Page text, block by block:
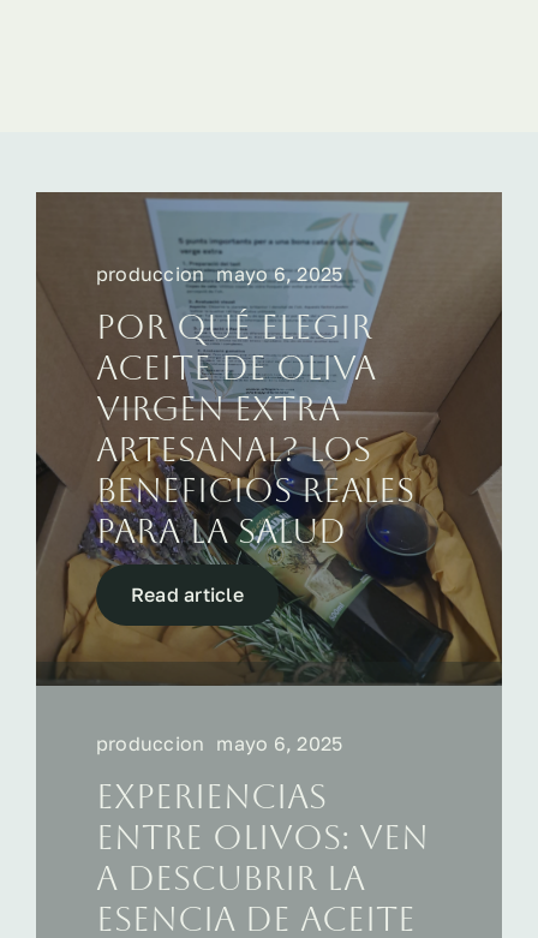
produccion mayo 6, 2025
Por qué elegir
aceite de oliva
virgen extra
artesanal? Los
beneficios reales
para la salud
Read article
produccion mayo 6, 2025
Experiencias
entre olivos: ven
a descubrir la
esencia de Aceite